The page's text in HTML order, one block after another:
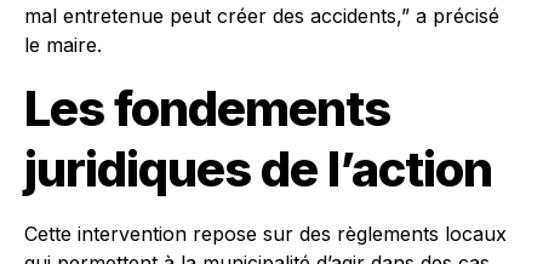
mal entretenue peut créer des accidents,” a précisé
le maire.
Les fondements
juridiques de l’action
Cette intervention repose sur des règlements locaux